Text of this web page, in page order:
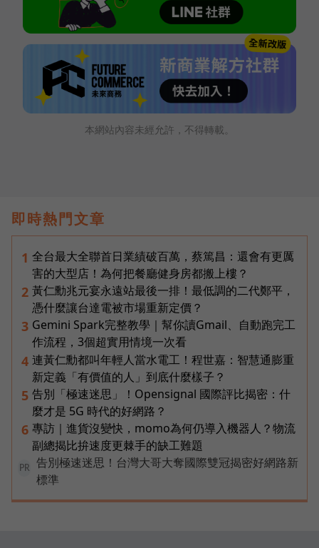
本網站內容未經允許，不得轉載。
即時熱門文章
1 全台最大全聯首日業績破百萬，蔡篤昌：還會有更厲
害的大型店！為何把餐廳健身房都搬上樓？
2 黃仁勳兆元宴永遠站最後一排！最低調的二代鄭平，
憑什麼讓台達電被市場重新定價？
3 Gemini Spark完整教學｜幫你讀Gmail、自動跑完工
作流程，3個超實用情境一次看
4 連黃仁勳都叫年輕人當水電工！程世嘉：智慧通膨重
新定義「有價值的人」到底什麼樣子？
5 告別「極速迷思」！Opensignal 國際評比揭密：什
麼才是 5G 時代的好網路？
6 專訪｜進貨沒變快，momo為何仍導入機器人？物流
副總揭比拚速度更棘手的缺工難題
PR
告別極速迷思！台灣大哥大奪國際雙冠揭密好網路新
標準